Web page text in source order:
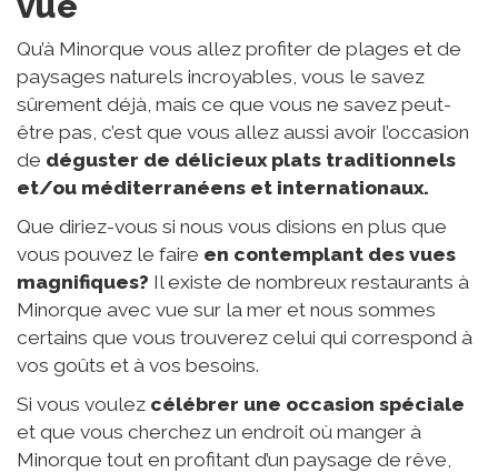
Qu’à Minorque vous allez profiter de plages et de
paysages naturels incroyables, vous le savez
sûrement déjà, mais ce que vous ne savez peut-
être pas, c’est que vous allez aussi avoir l’occasion
de déguster de délicieux plats traditionnels
et/ou méditerranéens et internationaux.
Que diriez-vous si nous vous disions en plus que
vous pouvez le faire en contemplant des vues
magnifiques? Il existe de nombreux restaurants à
Minorque avec vue sur la mer et nous sommes
certains que vous trouverez celui qui correspond à
vos goûts et à vos besoins.
Si vous voulez célébrer une occasion spéciale
et que vous cherchez un endroit où manger à
Minorque tout en profitant d’un paysage de rêve,